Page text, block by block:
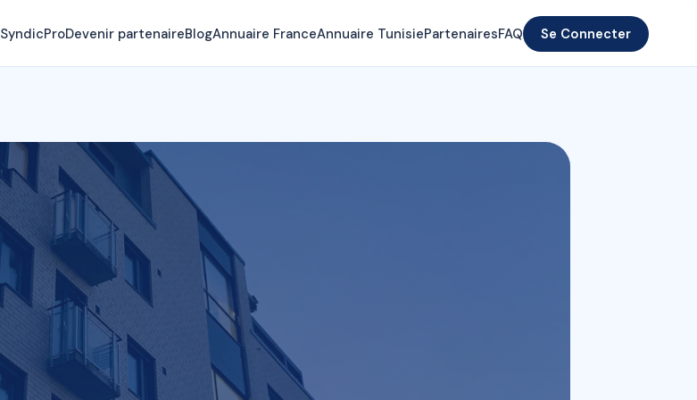
SyndicProDevenir partenaireBlogAnnuaire FranceAnnuaire TunisiePartenairesFAQ Se Connecter